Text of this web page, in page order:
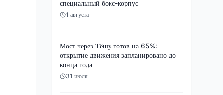
специальный бокс-корпус
1 августа
Мост через Тёшу готов на 65%:
открытие движения запланировано до
конца года
31 июля